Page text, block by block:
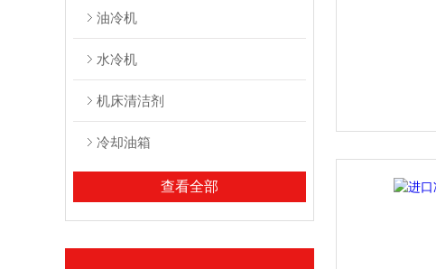
油冷机
水冷机
机床清洁剂
冷却油箱
查看全部